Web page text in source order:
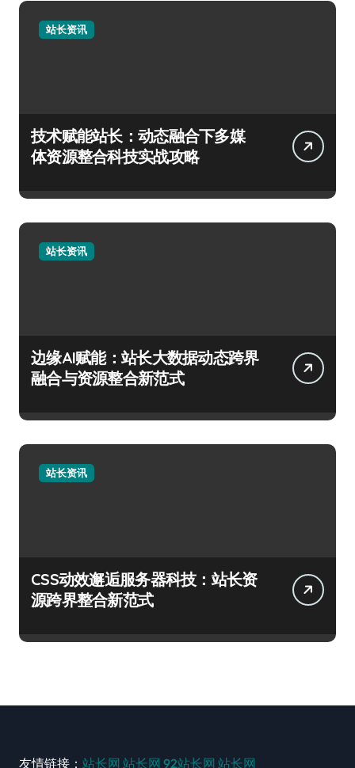
站长资讯
技术赋能站长：动态融合下多媒
体资源整合科技实战攻略
站长资讯
边缘AI赋能：站长大数据动态跨界
融合与资源整合新范式
站长资讯
CSS动效邂逅服务器科技：站长资
源跨界整合新范式
友情链接： 站长网 站长网 92站长网 站长网